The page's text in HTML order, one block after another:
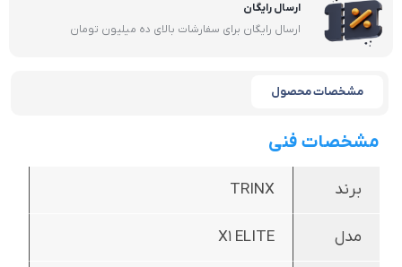
ارسال رایگان
ارسال رایگان برای سفارشات بالای ده میلیون تومان
مشخصات محصول
مشخصات فنی
برند TRINX
مدل X1 ELITE